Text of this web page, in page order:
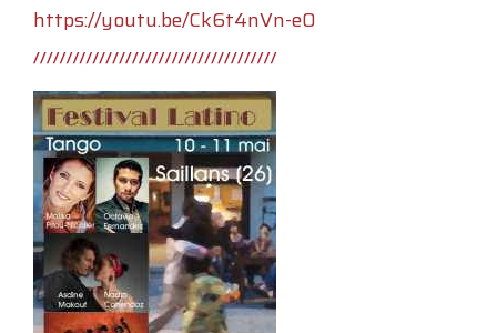
https://youtu.be/Ck6t4nVn-e0